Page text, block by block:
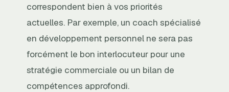
correspondent bien à vos priorités
actuelles. Par exemple, un coach spécialisé
en développement personnel ne sera pas
forcément le bon interlocuteur pour une
stratégie commerciale ou un bilan de
compétences approfondi.